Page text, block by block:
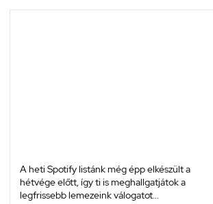
A heti Spotify listánk még épp elkészült a
hétvége előtt, így ti is meghallgatjátok a
legfrissebb lemezeink válogatot...